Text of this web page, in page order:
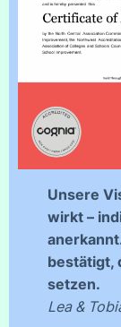
Unsere
wirkt –
bestätigt,
setzen.
Lea &